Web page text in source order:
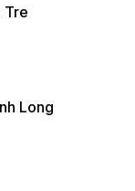
Tre
Long